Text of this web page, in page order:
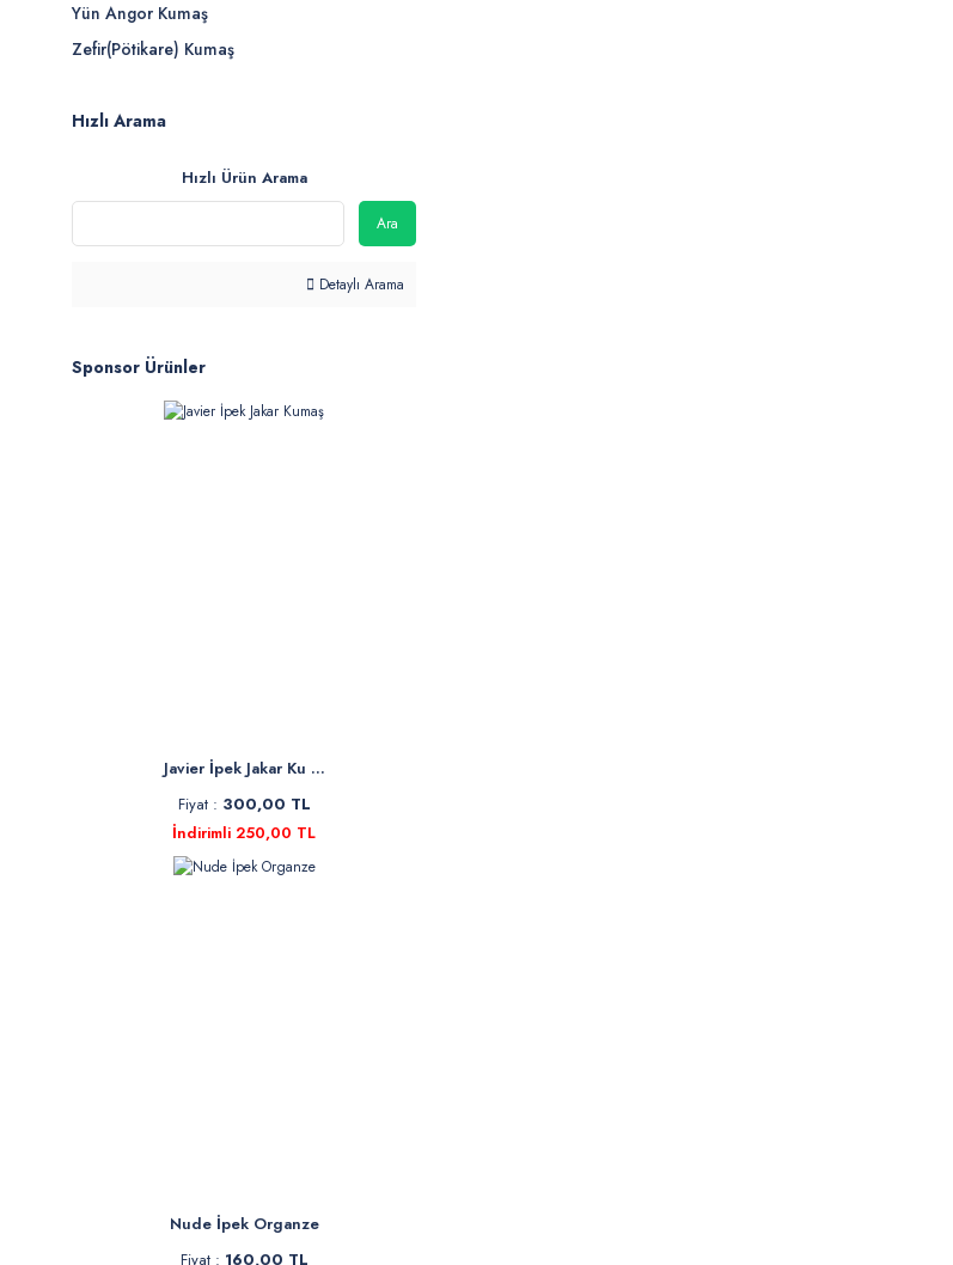
Yün Angor Kumaş
Zefir(Pötikare) Kumaş
Hızlı Arama
Hızlı Ürün Arama
Ara
Detaylı Arama
Sponsor Ürünler
Javier İpek Jakar Ku ...
Fiyat : 300,00 TL
İndirimli 250,00 TL
Nude İpek Organze
Fiyat : 160,00 TL